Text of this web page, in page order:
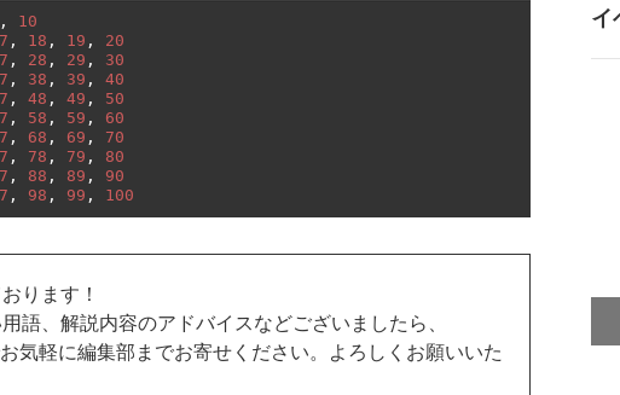
,
10
, 18 , 19 ,
20
, 28 , 29 ,
30
, 38 , 39 ,
40
, 48 , 49 ,
50
, 58 , 59 ,
60
, 68 , 69 ,
70
, 78 , 79 ,
80
, 88 , 89 ,
90
, 98 , 99 , 100
ります！
語、解説内容のアドバイスなどございましたら、
気軽に編集部までお寄せください。よろしくお願いいた
イ